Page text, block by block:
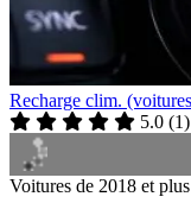
Recharge clim.
5.0 (1)
Voitures de 2018 et